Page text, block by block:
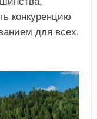
конкуренцию
для всех.